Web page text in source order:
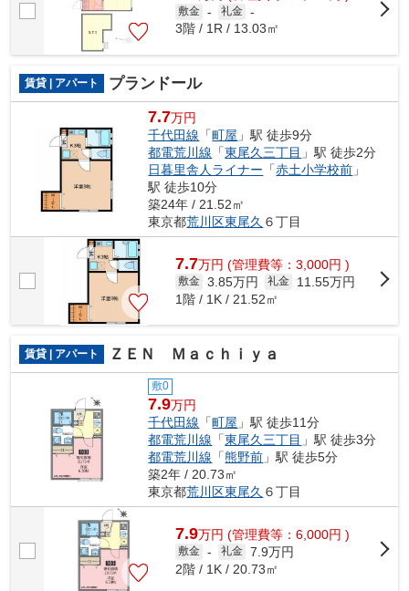
敷金 - 礼金 -
3階 / 1R / 13.03㎡
賃貸 | アパート プランドール
7.7万円
千代田線 「町屋 」駅 徒歩9分
都電荒川線 「東尾久三丁目 」駅 徒歩2分
日暮里舎人ライナー 「赤土小学校前 」
駅 徒歩10分
築24年 / 21.52㎡
東京都荒川区東尾久 ６丁目
7.7万円 (管理費等：3,000円 )
敷金 3.85万円 礼金
11.55万円
1階 / 1K / 21.52㎡
賃貸 | アパート ＺＥＮ Ｍａｃｈｉｙａ
敷0
7.9万円
千代田線 「町屋 」駅 徒歩11分
都電荒川線 「東尾久三丁目 」駅 徒歩3分
都電荒川線 「熊野前 」駅 徒歩5分
築2年 / 20.73㎡
東京都荒川区東尾久 ６丁目
7.9万円 (管理費等：6,000円 )
敷金 - 礼金 7.9万円
2階 / 1K / 20.73㎡